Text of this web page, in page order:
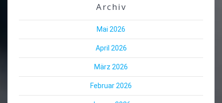
Archiv
Mai 2026
April 2026
März 2026
Februar 2026